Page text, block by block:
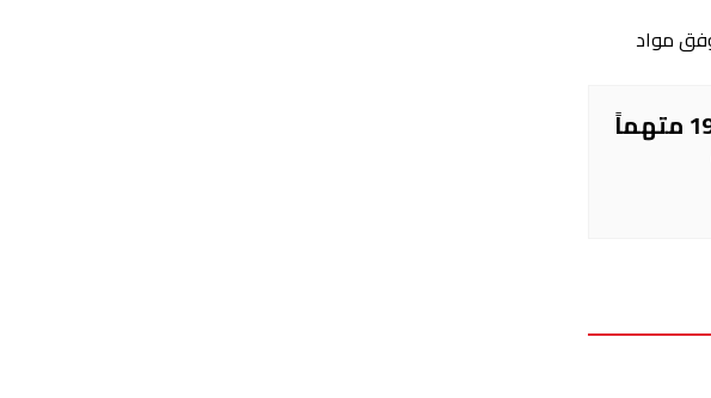
عمليات بغداد: القبض على 19 متهماً